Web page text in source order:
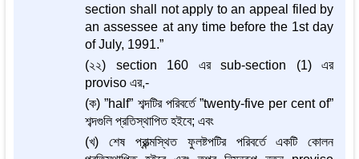
section shall not apply to an appeal filed by
an assessee at any time before the 1st day
of July, 1991.”
(২২) section 160 এর sub-section (1) এর
proviso এর,-
(ক) ”half” শব্দটির পরিবর্তে ”twenty-five per cent of”
শব্দগুলি প্রতিস্থাপিত হইবে; এবং
(খ) শেষ প্রান্ত্মস্থিত ফুলষ্টপটির পরিবর্তে একটি কোলন